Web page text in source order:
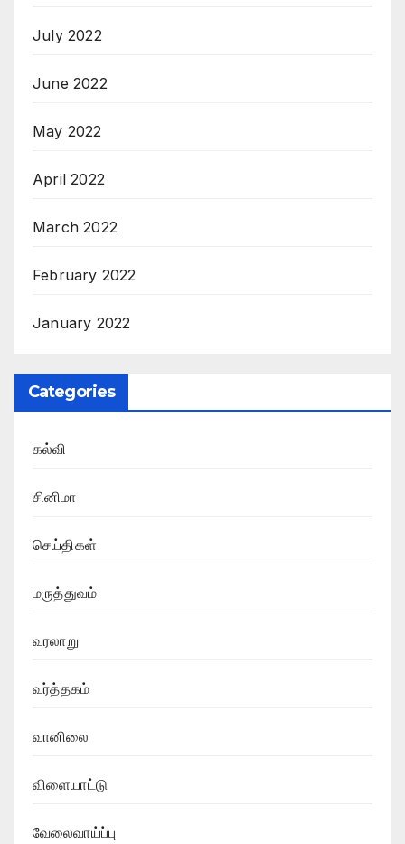
July 2022
June 2022
May 2022
April 2022
March 2022
February 2022
January 2022
Categories
கல்வி
சினிமா
செய்திகள்
மருத்துவம்
வரலாறு
வர்த்தகம்
வானிலை
விளையாட்டு
வேலைவாய்ப்பு